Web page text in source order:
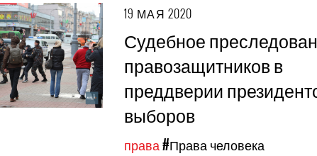
19 МАЯ 2020
Судебное
правозащитников в
преддверии
выборов
права#Права человека